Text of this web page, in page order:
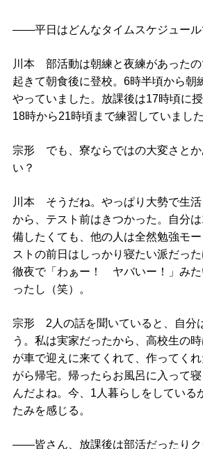
――平日はどんなタイムスケジュール
川本 部活動は朝練と夜練があったの
起きて朝食後に登校。6時半頃から朝
やっていました。放課後は17時頃に授
18時から21時頃まで練習していました
宗形 でも、寮ならではの大変さとか
い？
川本 そうだね。やっぱり大勢で生活
から、テスト前はきつかった。自分
備したくても、他の人は全然勉強モ
ストの前日はしっかり寝たい派だっ
徹夜で「わぁー！ ヤバいー！」みた
ったし（笑）。
宗形 2人の話を聞いていると、自分
う。私は実家だったから、高校生の
が車で迎えに来てくれて、作ってく
がら帰宅。帰ったらお風呂に入って
んだよね。今、1人暮らしをしている
たみを感じる。
――皆さん、放課後は部活だったりク